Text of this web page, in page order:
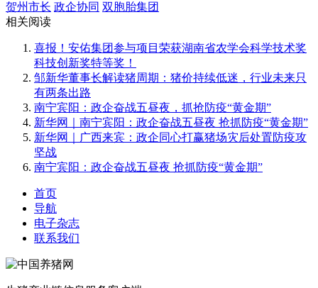
贺州市长 政企协同 双胞胎集团
相关阅读
喜报！安佑集团参与项目荣获湖南省农学会科学技术奖
科技创新奖特等奖！
邹新华董事长解读猪周期：猪价持续低迷，行业未来只
有两条出路
南宁宾阳：政企奋战五昼夜，抓抢防疫“黄金期”
新华网｜南宁宾阳：政企奋战五昼夜 抢抓防疫“黄金期”
新华网｜广西来宾：政企同心打赢猪场灾后处置防疫攻
坚战
南宁宾阳：政企奋战五昼夜 抢抓防疫“黄金期”
首页
导航
电子杂志
联系我们